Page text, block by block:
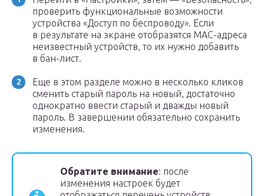
проверить функциональные возможности
устройства «Доступ по беспроводу». Если
в результате на экране отобразятся МАС-адреса
неизвестный устройств, то их нужно добавить
в бан-лист.
Еще в этом разделе можно в несколько кликов
сменить старый пароль на новый, достаточно
однократно ввести старый и дважды новый
пароль. В завершении обязательно сохранить
изменения.
Обратите внимание: после
изменения настроек будет